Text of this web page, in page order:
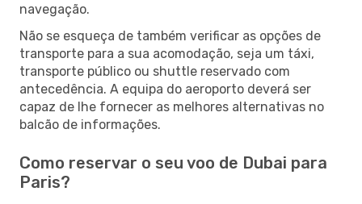
navegação.
Não se esqueça de também verificar as opções de
transporte para a sua acomodação, seja um táxi,
transporte público ou shuttle reservado com
antecedência. A equipa do aeroporto deverá ser
capaz de lhe fornecer as melhores alternativas no
balcão de informações.
Como reservar o seu voo de Dubai para
Paris?